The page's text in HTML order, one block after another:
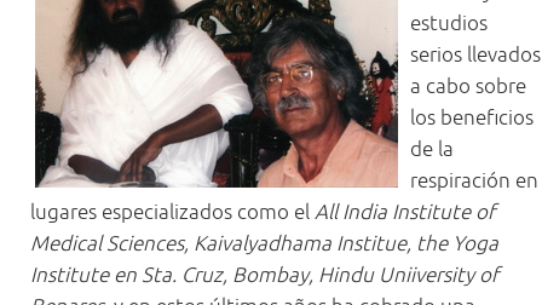
estudios
serios llevados
a cabo sobre
los beneficios
de la
respiración en
lugares especializados como elAll India Institute of
Medical Sciences, Kaivalyadhama Institue, the Yoga
Institute en Sta. Cruz, Bombay, Hindu Uniiversity of